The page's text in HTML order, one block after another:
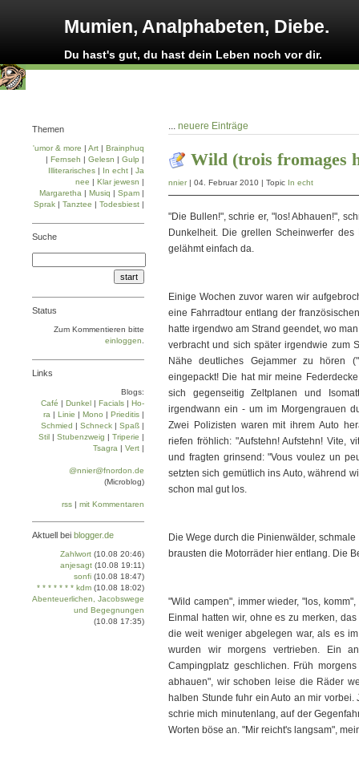
Mumien, Analphabeten, Diebe.
Du hast's gut, du hast dein Leben noch vor dir.
... neuere Einträge
Wild (trois fromages
nnier| 04. Februar 2010 | Topic In echt
"Die Bullen!", schrie er, "los! Abhauen!",
Dunkelheit. Die grellen Scheinwerfer
gelähmt einfach da.
Einige Wochen zuvor waren wir
eine Fahrradtour entlang der
hatte irgendwo am Strand geendet, wo
verbracht und sich später irgendwie zum
Nähe deutliches Gejammer zu hören
eingepackt! Die hat mir meine
sich gegenseitig Zeltplanen und
irgendwann ein - um im Morgengrauen
Zwei Polizisten waren mit ihrem Auto
riefen fröhlich: "Aufstehn! Aufstehn! Vite,
und fragten grinsend: "Vous voulez un
setzten sich gemütlich ins Auto, während
schon mal gut los.
Die Wege durch die Pinienwälder,
brausten die Motorräder hier entlang. Die
"Wild campen", immer wieder, "los,
Einmal hatten wir, ohne es zu merken,
die weit weniger abgelegen war, als es
wurden wir morgens vertrieben. Ein
Campingplatz geschlichen. Früh
abhauen", wir schoben leise die Räder
halben Stunde fuhr ein Auto an mir
schrie mich minutenlang, auf der
Worten böse an. "Mir reicht's langsam",
Themen
'umor & more | Art | Brainphuq
| Fernseh | Gelesn | Gulp |
Illiterarisches | In echt | Ja
nee | Klar jewesn |
Margaretha | Musiq | Spam |
Sprak | Tanztee | Todesbiest |
Suche
Status
Zum Kommentieren bitte
einloggen
Links
Blogs:
Café | Dun­kel | Facials | Ho­
ra | Linie | Mo­no | Prie­di­tis |
Schmied | Schneck | Spaß |
Stil | Stu­ben­zweig | Tri­pe­rie |
Tsa­gra | Vert |
@nnier@fnordon.de
(Microblog)
rss | mit Kommentaren
Aktuell bei blogger.de
Zahlwort (10.08 20:46)
anjesagt (10.08 19:11)
sonfi (10.08 18:47)
* * * * * * * kdm (10.08 18:02)
Abenteuerlichen, Jacobswege
und Begegnungen
(10.08 17:35)